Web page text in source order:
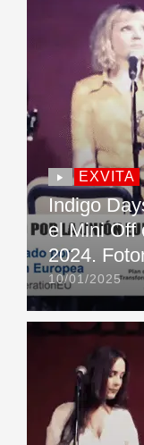
EXVITA
Indigo
el Mini Off
2024.
10/01/2025